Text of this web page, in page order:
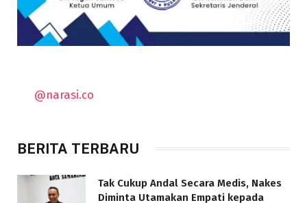
@narasi.co
BERITA TERBARU
Tak Cukup Andal Secara Medis, Nakes
Diminta Utamakan Empati kepada